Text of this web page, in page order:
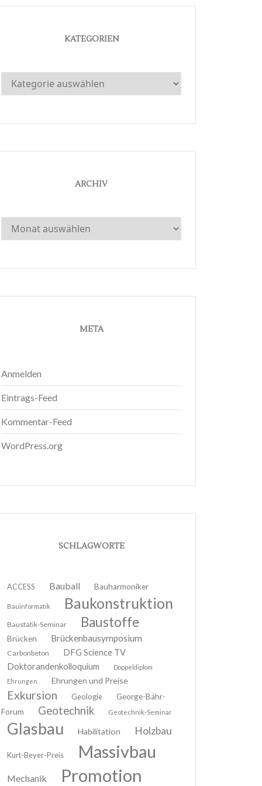
KATEGORIEN
Kategorien
ARCHIV
Archiv
META
Anmelden
Eintrags-Feed
Kommentar-Feed
WordPress.org
SCHLAGWORTE
ACCESS Bauball Bauharmoniker
Bauinformatik Baukonstruktion
Baustatik-Seminar Baustoffe
Brücken Brückenbausymposium
Carbonbeton
DFG Science TV
Doktorandenkolloquium
Doppeldiplom
Ehrungen
Ehrungen und Preise
Exkursion Geologie
George-Bähr-
Forum
Geotechnik Geotechnik-Seminar
Glasbau Habilitation Holzbau
Kurt-Beyer-Preis Massivbau
Mechanik Promotion